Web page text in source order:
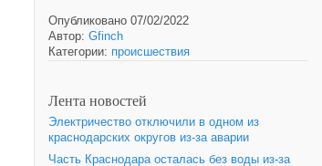
Опубликовано 07/02/2022
Автор: Gfinch
Категории: происшествия
Лента новостей
Электричество отключили в одном из
краснодарских округов из-за аварии
Часть Краснодара осталась без воды из-за